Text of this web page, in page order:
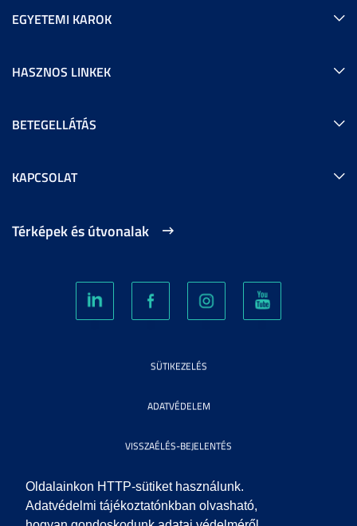
Oldalainkon HTTP-sütiket használunk.
Adatvédelmi tájékoztatónkban olvasható,
EGYETEMI KAROK
HASZNOS LINKEK
BETEGELLÁTÁS
KAPCSOLAT
Térképek és útvonalak
SÜTIKEZELÉS
ADATVÉDELEM
VISSZAÉLÉS-BEJELENTÉS
KÖZÉRDEKŰ ADATOK